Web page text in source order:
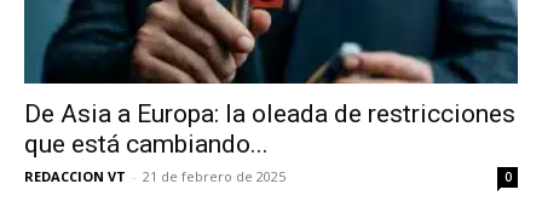
De Asia a Europa: la oleada de restricciones
que está cambiando...
REDACCION VT - 21 de febrero de 2025 0